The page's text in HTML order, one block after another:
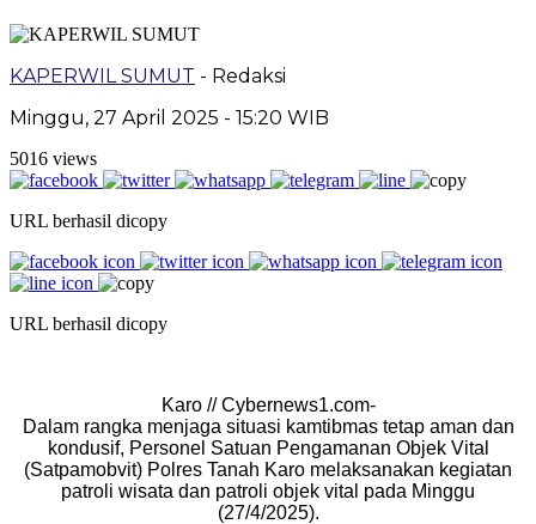
KAPERWIL SUMUT - Redaksi
Minggu, 27 April 2025 - 15:20 WIB
5016 views
URL berhasil dicopy
URL berhasil dicopy
Karo // Cybernews1.com-
Dalam rangka menjaga situasi kamtibmas tetap aman dan
kondusif, Personel Satuan Pengamanan Objek Vital
(Satpamobvit) Polres Tanah Karo melaksanakan kegiatan
patroli wisata dan patroli objek vital pada Minggu
(27/4/2025).